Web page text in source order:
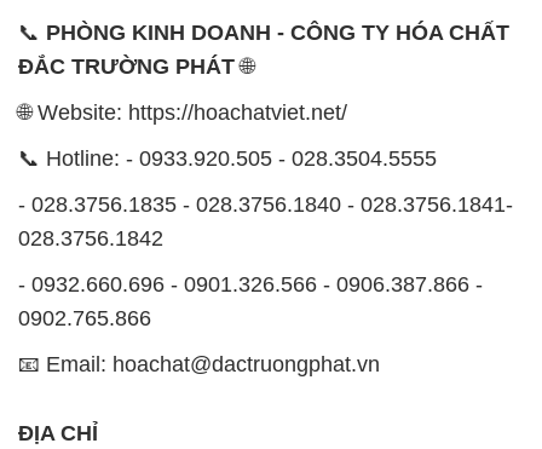
📞 PHÒNG KINH DOANH - CÔNG TY HÓA CHẤT
ĐẮC TRƯỜNG PHÁT🌐
🌐 Website: https://hoachatviet.net/
📞 Hotline: - 0933.920.505 - 028.3504.5555
- 028.3756.1835 - 028.3756.1840 - 028.3756.1841-
028.3756.1842
- 0932.660.696 - 0901.326.566 - 0906.387.866 -
0902.765.866
📧 Email: hoachat@dactruongphat.vn
ĐỊA CHỈ